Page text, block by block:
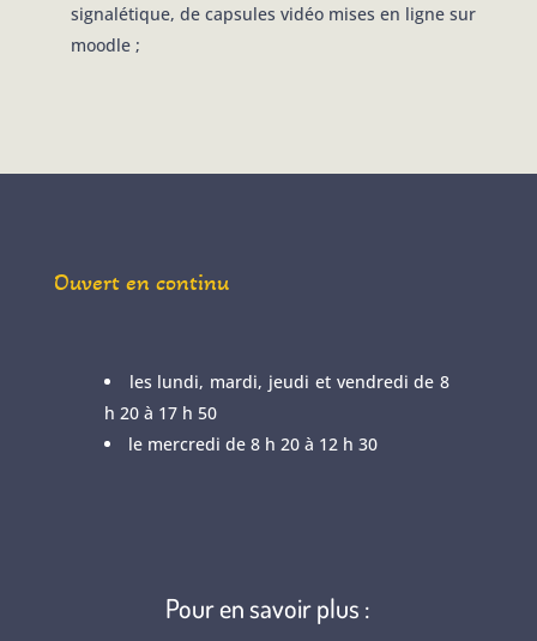
signalétique, de capsules vidéo mises en ligne sur
moodle ;
Ouvert en continu
les lundi, mardi, jeudi et vendredi de 8
h 20 à 17 h 50
le mercredi de 8 h 20 à 12 h 30
Pour en savoir plus :